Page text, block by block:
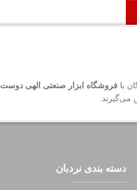
سبد خرید
با فروشگاه ابزار صنعتی الهی دوست
می‌گیرند.
دسته بندی نردبان